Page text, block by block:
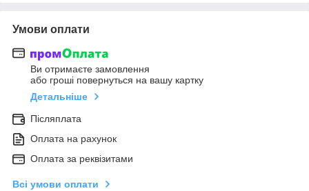
Умови оплати
Ви отримаєте замовлення
або гроші повернуться на вашу картку
Детальніше
Післяплата
Оплата на рахунок
Оплата за реквізитами
Всі умови оплати